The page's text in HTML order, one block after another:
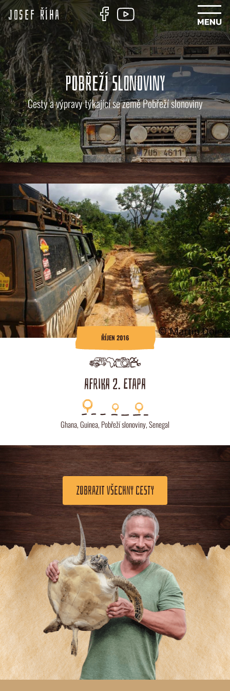
Josef Říha
POBŘEŽÍ SLONOVINY
Cesty a výpravy týkající se země Pobřeží slonoviny
ŘÍJEN 2016
AFRIKA 2. ETAPA
Ghana,Guinea, Pobřeží slonoviny,Senegal
ZOBRAZIT VŠECHNY CESTY